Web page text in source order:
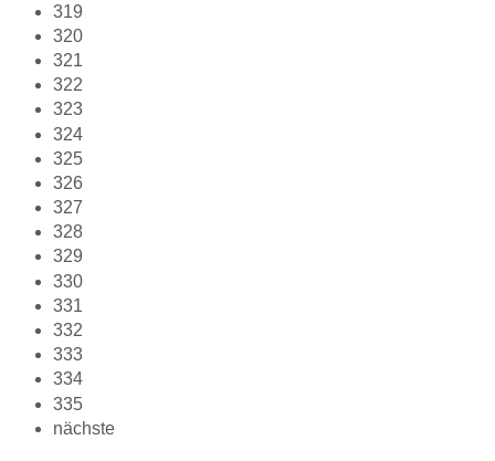
319
320
321
322
323
324
325
326
327
328
329
330
331
332
333
334
335
nächste